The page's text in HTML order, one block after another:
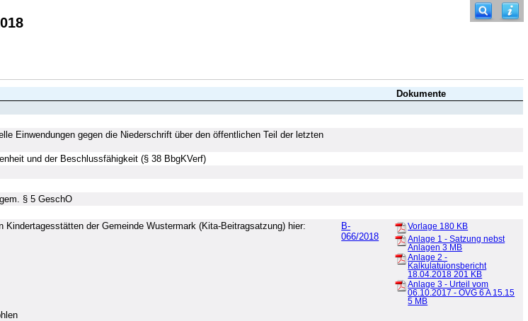
Dokumente
Einwendungen gegen die Niederschrift über den öffentlichen Teil der letzten
und der Beschlussfähigkeit (§ 38 BbgKVerf)
§ 5 GeschO
der Gemeinde Wustermark (Kita-Beitragsatzung) hier:
B-
066/2018
Vorlage 180 KB
Anlage 1 - Satzung nebst
Anlagen3 MB
Anlage 2 -
Kalkulatuionsbericht
18.04.2018201 KB
Anlage 3 - Urteil vom
06.10.2017 - OVG 6 A 15.15
5 MB